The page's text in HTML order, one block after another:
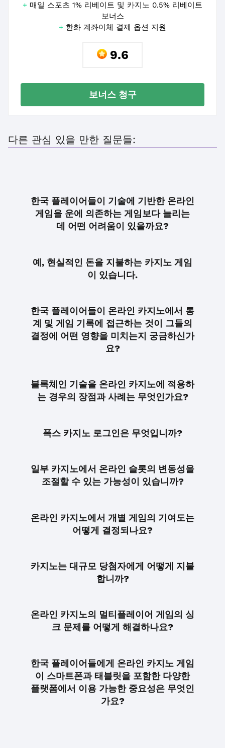
+ 매일 스포츠 1% 리베이트 및 카지노 0.5% 리베이트
보너스
+ 한화 계좌이체 결제 옵션 지원
9.6
보너스 청구
다른 관심 있을 만한 질문들:
한국 플레이어들이 기술에 기반한 온라인
게임을 운에 의존하는 게임보다 늘리는
데 어떤 어려움이 있을까요?
예, 현실적인 돈을 지불하는 카지노 게임
이 있습니다.
한국 플레이어들이 온라인 카지노에서 통
계 및 게임 기록에 접근하는 것이 그들의
결정에 어떤 영향을 미치는지 궁금하신가
요?
블록체인 기술을 온라인 카지노에 적용하
는 경우의 장점과 사례는 무엇인가요?
폭스 카지노 로그인은 무엇입니까?
일부 카지노에서 온라인 슬롯의 변동성을
조절할 수 있는 가능성이 있습니까?
온라인 카지노에서 개별 게임의 기여도는
어떻게 결정되나요?
카지노는 대규모 당첨자에게 어떻게 지불
합니까?
온라인 카지노의 멀티플레이어 게임의 싱
크 문제를 어떻게 해결하나요?
한국 플레이어들에게 온라인 카지노 게임
이 스마트폰과 태블릿을 포함한 다양한
플랫폼에서 이용 가능한 중요성은 무엇인
가요?